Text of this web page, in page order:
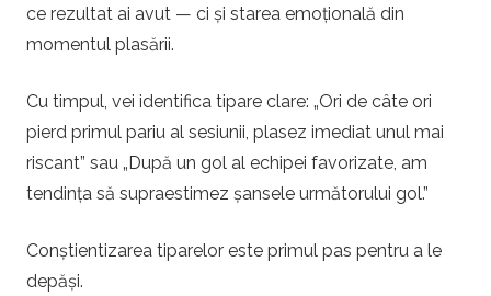
ce rezultat ai avut — ci și starea emoțională din
momentul plasării.
Cu timpul, vei identifica tipare clare: „Ori de câte ori
pierd primul pariu al sesiunii, plasez imediat unul mai
riscant” sau „După un gol al echipei favorizate, am
tendința să supraestimez șansele următorului gol.”
Conștientizarea tiparelor este primul pas pentru a le
depăși.